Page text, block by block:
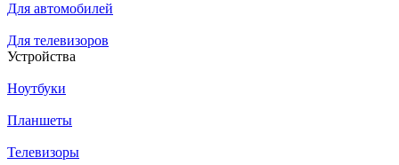
Для автомобилей
Для телевизоров
Устройства
Ноутбуки
Планшеты
Телевизоры